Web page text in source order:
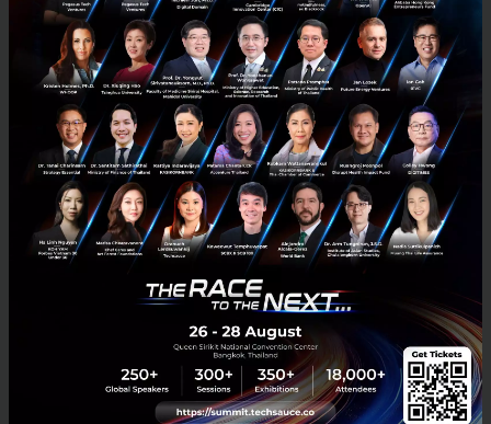
เปิดให้แอพฯ อื่นแชร์Story ลงFacebookและ
Instagramทันที
เพื่อตอกย้ำความน่าสนใจของStoryใน Platformจึงเริ่ม
เปิดกว้างให้แอพฯอื่นสามารถแชร์รูปหรือวิดีโอลงใน
Storyได้โดยตรง ซึ่งแอพฯ
ที่สามารถใช้ได้และน่าจะมีผลก
ระทบคือแอพฯฟังเพลงอย่างSpotiftและSoundCloud
รวมถึงแอพฯของ Action Camอย่างGoProด้วยการเปิด
บริการนี้ช่วยขยายแนวทางการสร้าง
Content
เชิงพาณิชย์ให้น่าสนใจมากขึ้น
กลับมาเปิดการReviewแอพฯ บนPlatformอีก